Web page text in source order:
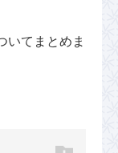
いてまとめま